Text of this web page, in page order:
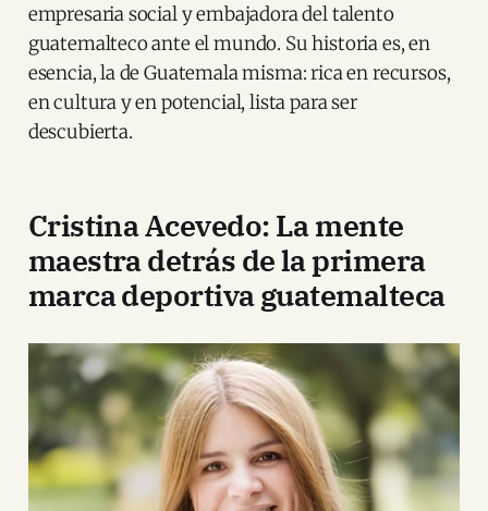
empresaria social y embajadora del talento
guatemalteco ante el mundo. Su historia es, en
esencia, la de Guatemala misma: rica en recursos,
en cultura y en potencial, lista para ser
descubierta.
Cristina Acevedo: La mente
maestra detrás de la primera
marca deportiva guatemalteca